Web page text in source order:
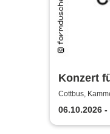
Konzert
Cottbus,
06.10.2026 -